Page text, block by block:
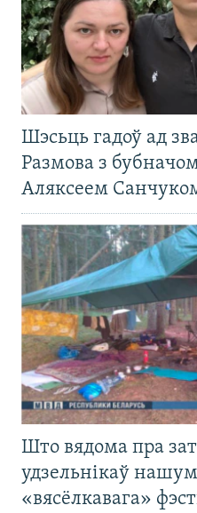
Шэсьць гадоў ад
Размова з
Аляксеем
Што вядома пра
удзельнікаў
«вясёлкавага»